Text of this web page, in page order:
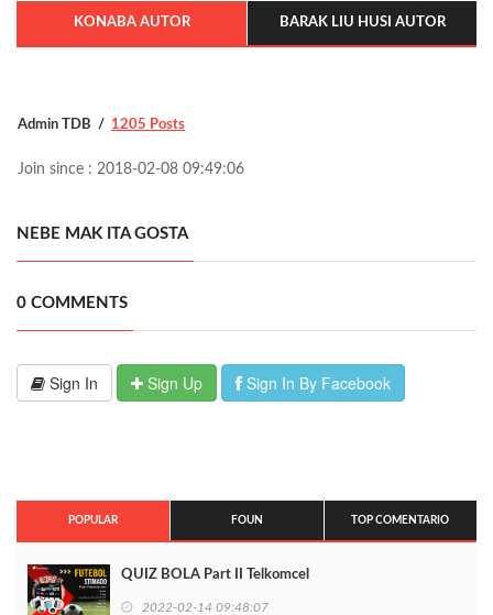
KONABA AUTOR BARAK LIU HUSI AUTOR
Admin TDB 1205 Posts
Join since : 2018-02-08 09:49:06
NEBE MAK ITA GOSTA
0 COMMENTS
Sign In Sign Up Sign In By Facebook
POPULAR FOUN TOP COMENTARIO
QUIZ BOLA Part II Telkomcel
2022-02-14 09:48:07